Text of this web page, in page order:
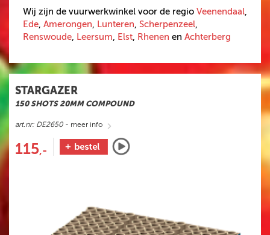
VUURWERKPAKKET
CAT.F1 VUURWERK
500 GRAM
AANBIEDINGEN
VUURWERK
BESTELLEN
Wij zijn de vuurwerkwinkel voor de regio Veenendaal
Ede Amerongen Lunteren Scherpenzeel
Renswoude
Leersum Elst Rhenen en Achterberg
STARGAZER
150 SHOTS 20MM COMPOUND
art.nr: DE2650 - meer info
115,-